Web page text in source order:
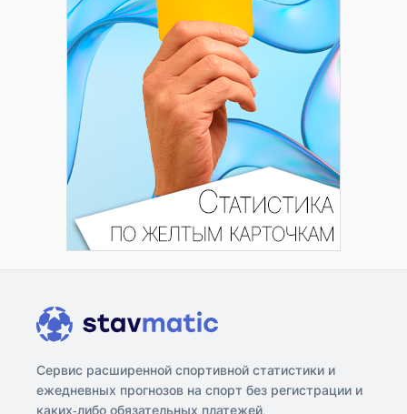
Сервис расширенной спортивной статистики и
ежедневных прогнозов на спорт без регистрации и
каких-либо обязательных платежей.